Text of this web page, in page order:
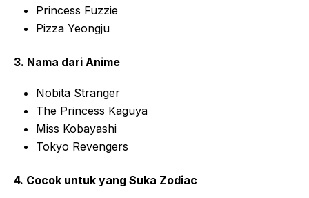
Princess Fuzzie
Pizza Yeongju
3. Nama dari Anime
Nobita Stranger
The Princess Kaguya
Miss Kobayashi
Tokyo Revengers
4. Cocok untuk yang Suka Zodiac